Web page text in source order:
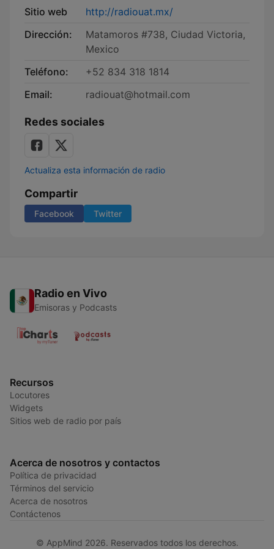
Sitio web
http://radiouat.mx/
Dirección:
Matamoros #738, Ciudad Victoria,
Mexico
Teléfono:
+52 834 318 1814
Email:
radiouat@hotmail.com
Redes sociales
Actualiza esta información de radio
Compartir
Facebook Twitter
Radio en Vivo
Emisoras y Podcasts
Recursos
Locutores
Widgets
Sitios web de radio por país
Acerca de nosotros y contactos
Política de privacidad
Términos del servicio
Acerca de nosotros
Contáctenos
© AppMind 2026. Reservados todos los derechos.